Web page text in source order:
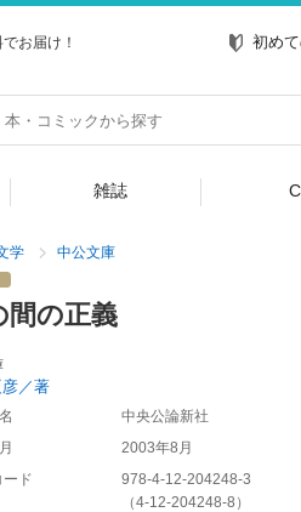
お届け！ 初め
雑誌
学 中公文庫
間の正義
／著
中央公論新社
2003年8月
ード
978-4-12-204248-3
（4-12-204248-8 ）